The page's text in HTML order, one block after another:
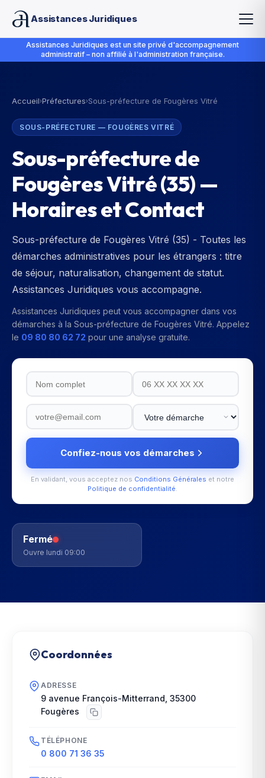
Assistances Juridiques
Assistances Juridiques est un site privé d'accompagnement
administratif – non affilié à l'administration française.
Accueil›Préfectures›Sous-préfecture de Fougères Vitré
SOUS-PRÉFECTURE — FOUGÈRES VITRÉ
Sous-préfecture de
Fougères Vitré(35) —
Horaires et Contact
Sous-préfecture de Fougères Vitré (35) - Toutes les
démarches administratives pour les étrangers : titre
de séjour, naturalisation, changement de statut.
Assistances Juridiques vous accompagne.
Assistances Juridiques peut vous accompagner dans vos
démarches à la Sous-préfecture de Fougères Vitré. Appelez
le 09 80 80 62 72 pour une analyse gratuite.
Confiez-nous vos démarches
En validant, vous acceptez nos Conditions Générales et notre
Politique de confidentialité.
Fermé
Ouvre lundi 09:00
Coordonnées
ADRESSE
9 avenue François-Mitterrand 35300
Fougères
TÉLÉPHONE
0 800 71 36 35